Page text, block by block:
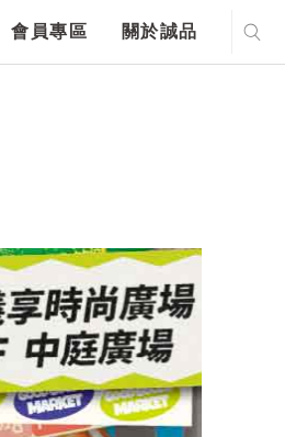
會員專區 關於誠品